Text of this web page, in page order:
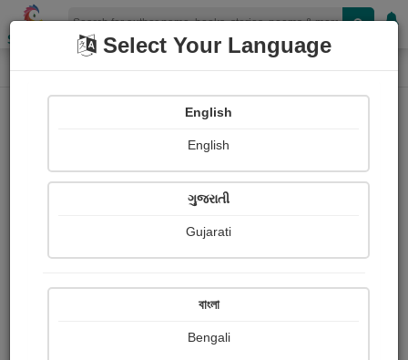
Shopizen
Home Book Details
Select Your Language
English
English
ગુજરાતી
Gujarati
বাংলা
Bengali